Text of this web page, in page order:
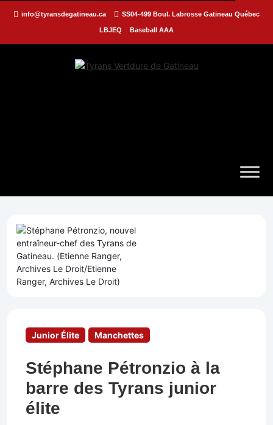
info@tyransdegatineau.ca SS04-499 Boul. Labrosse Gatineau Québec
LBJEQ Baseball AAA
Junior Élite Manchettes
Stéphane Pétronzio à la
barre des Tyrans junior
élite